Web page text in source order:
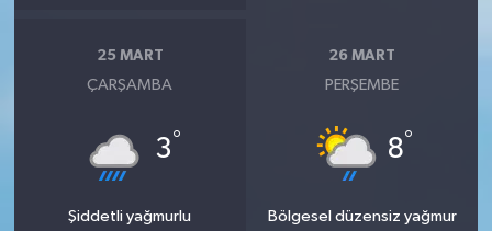
25 MART
ÇARŞAMBA
3°
Şiddetli yağmurlu
26 MART
PERŞEMBE
8°
Bölgesel düzensiz yağmur